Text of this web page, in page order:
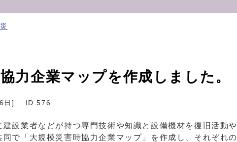
力企業マップを作成しました。
日] ID:576
設業者などが持つ専門技術や知識と設備機材を復旧活動や
で「大規模災害時協力企業マップ」を作成し、それぞれの